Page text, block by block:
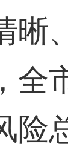
晰
全
险